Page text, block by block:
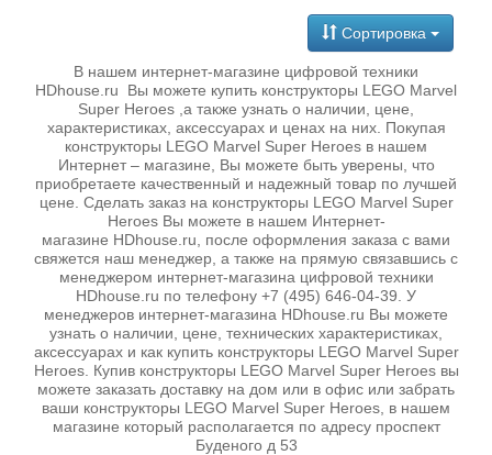
Сортировка
В нашем интернет-магазине цифровой техники
HDhouse.ru Вы можете купить конструкторы LEGO Marvel
Super Heroes ,а также узнать о наличии, цене,
характеристиках, аксессуарах и ценах на них. Покупая
конструкторы LEGO Marvel Super Heroes в нашем
Интернет – магазине, Вы можете быть уверены, что
приобретаете качественный и надежный товар по лучшей
цене. Сделать заказ на конструкторы LEGO Marvel Super
Heroes Вы можете в нашем Интернет-
магазине HDhouse.ru, после оформления заказа с вами
свяжется наш менеджер, а также на прямую связавшись с
менеджером интернет-магазина цифровой техники
HDhouse.ru по телефону +7 (495) 646-04-39. У
менеджеров интернет-магазина HDhouse.ru Вы можете
узнать о наличии, цене, технических характеристиках,
аксессуарах и как купить конструкторы LEGO Marvel Super
Heroes. Купив конструкторы LEGO Marvel Super Heroes вы
можете заказать доставку на дом или в офис или забрать
ваши конструкторы LEGO Marvel Super Heroes, в нашем
магазине который располагается по адресу проспект
Буденого д 53